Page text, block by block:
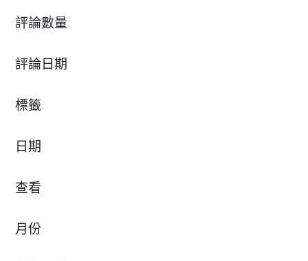
評論數量
評論日期
標籤
日期
查看
月份